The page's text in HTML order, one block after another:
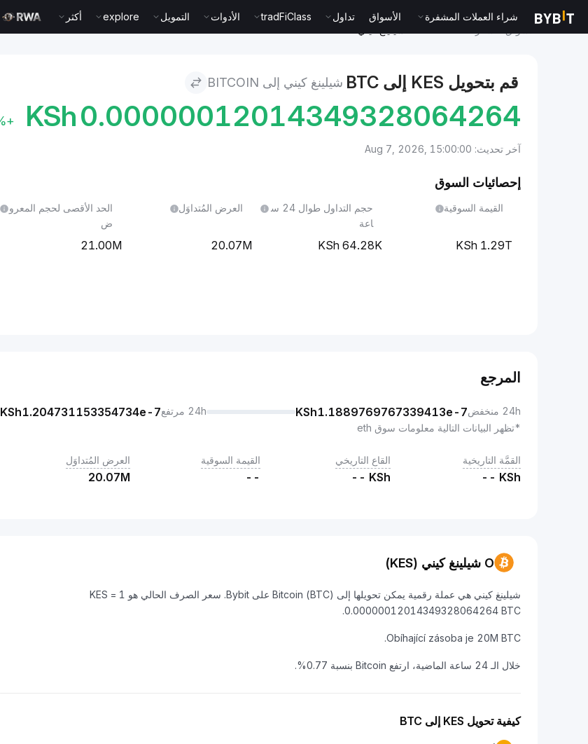
شراء العملات المشفرة الأسواق تداول tradFiClass الأدوات التمويل explore
أكثر
قم بتحويل KES إلى BTC شيلينغ كيني إلى BITCOIN
KSh0.00000012014349328064264
+0.77%
آخر تحديث: Aug 7, 2026, 15:00:00
إحصائيات السوق
القيمة السوقية
1.29T
حجم التداول طوال 24 س
اعة
64.28K
العرض المُتداوَل
20.07M
الحد الأقصى لحجم المعرو
ض
21.00M
المرجع
24h منخفض KSh1.1889769767339413e-7 24h مرتفع KSh1.204731153354734e-7
*تظهر البيانات التالية معلومات سوق eth
القمَّة التاريخية
KSh
--
القاع التاريخي
KSh
--
القيمة السوقية
--
العرض المُتداوَل
20.07M
O شيلينغ كيني (KES)
شيلينغ كيني هي عملة رقمية يمكن تحويلها إلى Bitcoin (BTC) على Bybit. سعر الصرف الحالي هو 1 KES =
0.00000012014349328064264 BTC.
Obíhající zásoba je 20M BTC.
خلال الـ 24 ساعة الماضية، ارتفع Bitcoin بنسبة 0.77%.
كيفية تحويل KES إلى BTC